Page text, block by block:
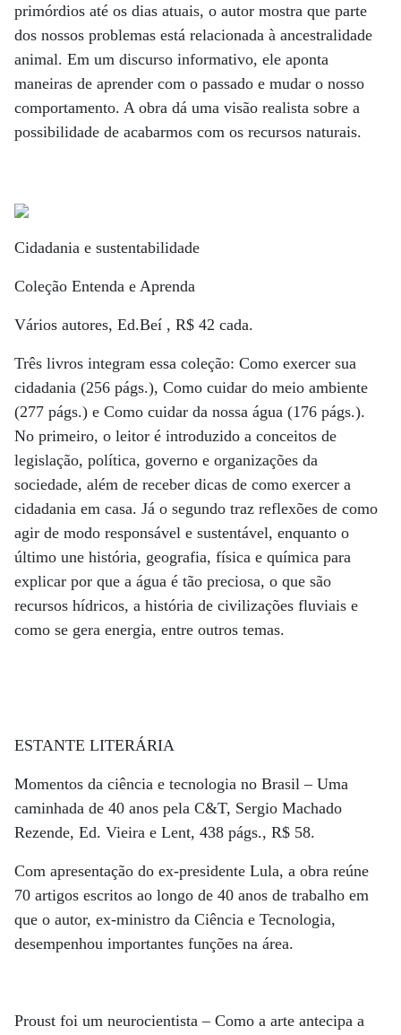
primórdios até os dias atuais, o autor mostra que parte
dos nossos problemas está relacionada à ancestralidade
animal. Em um discurso informativo, ele aponta
maneiras de aprender com o passado e mudar o nosso
comportamento. A obra dá uma visão realista sobre a
possibilidade de acabarmos com os recursos naturais.
Cidadania e sustentabilidade
Coleção Entenda e Aprenda
Vários autores, Ed.Beí , R$ 42 cada.
Três livros integram essa coleção: Como exercer sua
cidadania (256 págs.), Como cuidar do meio ambiente
(277 págs.) e Como cuidar da nossa água (176 págs.).
No primeiro, o leitor é introduzido a conceitos de
legislação, política, governo e organizações da
sociedade, além de receber dicas de como exercer a
cidadania em casa. Já o segundo traz reflexões de como
agir de modo responsável e sustentável, enquanto o
último une história, geografia, física e química para
explicar por que a água é tão preciosa, o que são
recursos hídricos, a história de civilizações fluviais e
como se gera energia, entre outros temas.
ESTANTE LITERÁRIA
Momentos da ciência e tecnologia no Brasil – Uma
caminhada de 40 anos pela C&T, Sergio Machado
Rezende, Ed. Vieira e Lent, 438 págs., R$ 58.
Com apresentação do ex-presidente Lula, a obra reúne
70 artigos escritos ao longo de 40 anos de trabalho em
que o autor, ex-ministro da Ciência e Tecnologia,
desempenhou importantes funções na área.
Proust foi um neurocientista – Como a arte antecipa a